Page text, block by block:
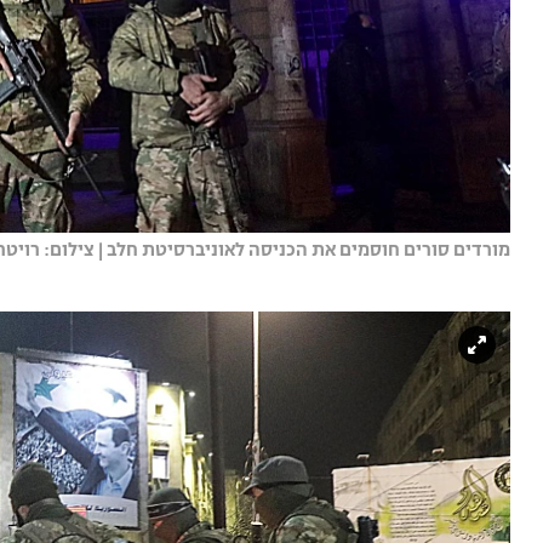
מורדים סורים חוסמים את הכניסה לאוניברסיטת חלב | צילום: